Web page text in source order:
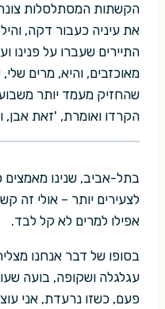
הקשתות המסתלסלות
את עיניה כעבור דקה,
התיירים שעברו על פנינו
מאוכזבים, והיא, מרים
שהחזיק מעמד יותר
הקרדו ואומרת, 'זאת אבן,
בתל-אביב, שנינו
לצעירים יותר – אולי זה
אפילו למרים לא קל לבד.
בסופו של דבר אנחנו
עגלגלה ושקופה, בועה
פעם, כשזו נרעדת, אני